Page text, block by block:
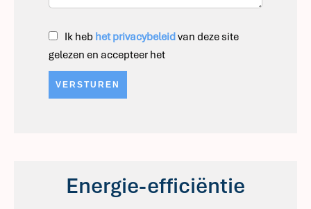
Ik heb het privacybeleidvan deze site
gelezen en accepteer het
VERSTUREN
Energie-efficiëntie